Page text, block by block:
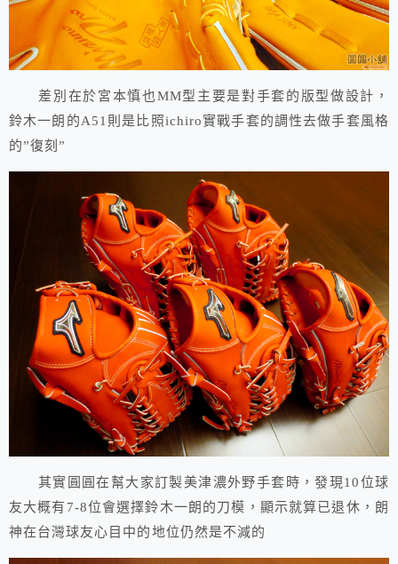
差別在於宮本慎也MM型主要是對手套的版型做設計，
鈴木一朗的A51則是比照ichiro實戰手套的調性去做手套風格
的”復刻”
其實圓圓在幫大家訂製美津濃外野手套時，發現10位球
友大概有7-8位會選擇鈴木一朗的刀模，顯示就算已退休，朗
神在台灣球友心目中的地位仍然是不減的